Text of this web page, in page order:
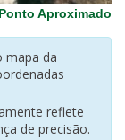
Ponto Aproximado
mapa da
reflete
de precisão.